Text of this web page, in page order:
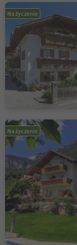
Na życzenie
Na życzenie